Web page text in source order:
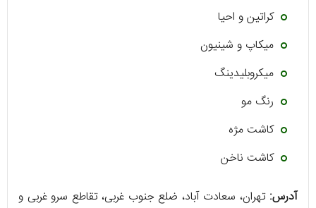
کراتین و احیا
میکاپ و شینیون
میکروبلیدینگ
رنگ مو
کاشت مژه
کاشت ناخن
آدرس: تهران، سعادت آباد، ضلع جنوب غربی، تقاطع سرو غربی و